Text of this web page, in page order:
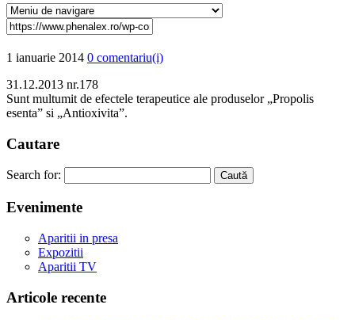
1 ianuarie 2014 0 comentariu(i)
31.12.2013 nr.178
Sunt multumit de efectele terapeutice ale produselor „Propolis
esenta” si „Antioxivita”.
Cautare
Search for:
Evenimente
Aparitii in presa
Expozitii
Aparitii TV
Articole recente